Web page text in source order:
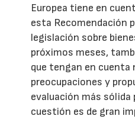
Europea tiene en
esta Recomendación
legislación sobre
próximos meses,
que tengan en cuenta
preocupaciones y
evaluación más sólida
cuestión es de gran